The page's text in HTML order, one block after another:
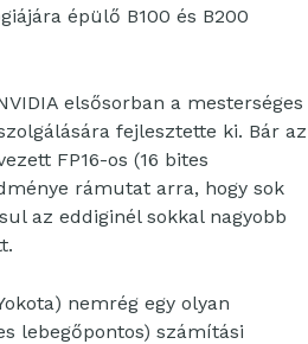
épülő B100 és B200
elsősorban a mesterséges
fejlesztette ki. Bár az
FP16-os (16 bites
rámutat arra, hogy sok
az eddiginél sokkal nagyobb
nemrég egy olyan
lebegőpontos) számítási